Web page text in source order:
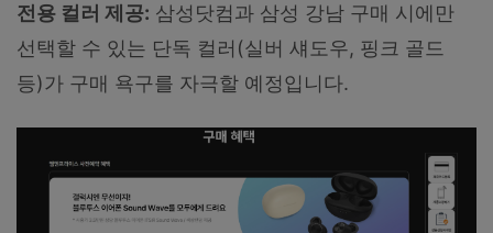
전용 컬러 제공: 삼성닷컴과 삼성 강남 구매 시에만
선택할 수 있는 단독 컬러(실버 섀도우, 핑크 골드
등)가 구매 욕구를 자극할 예정입니다.